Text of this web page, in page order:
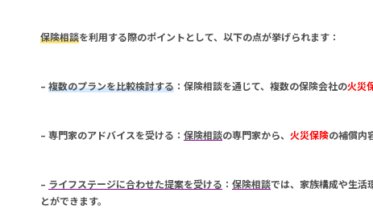
保険相談を利用する際のポイントとして、以下の点が挙げられます：
– 複数のプランを比較検討する ： 保険相談を通じて、複数の保険会社の火災
– 専門家のアドバイスを受ける ： 保険相談の専門家から、 火災保険の補償内
– ライフステージに合わせた提案を受ける ： 保険相談では、家族構成や生活
とができます。